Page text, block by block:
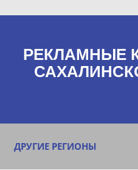
РЕКЛАМНЫЕ
ДРУГИЕ РЕГИОНЫ